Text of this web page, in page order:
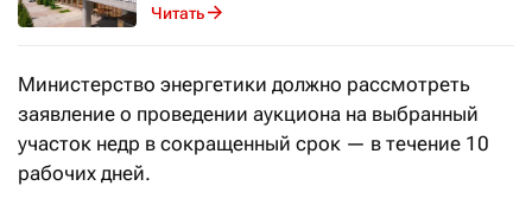
Читать
Министерство энергетики должно рассмотреть
заявление о проведении аукциона на выбранный
участок недр в сокращенный срок — в течение 10
рабочих дней.